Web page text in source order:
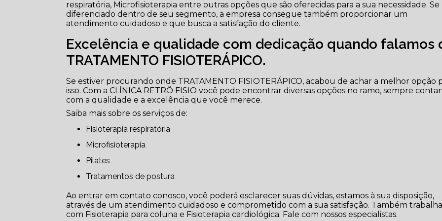
respiratória, Microfisioterapia entre outras opções que são oferecidas para a sua necessidade. Se
diferenciado dentro de seu segmento, a empresa consegue também proporcionar um
atendimento cuidadoso e que busca a satisfação do cliente.
Excelência e qualidade com dedicação quando falamos
TRATAMENTO FISIOTERÁPICO.
Se estiver procurando onde TRATAMENTO FISIOTERÁPICO, acabou de achar a melhor opção
isso. Com a CLÍNICA RETRÔ FISIO você pode encontrar diversas opções no ramo, sempre
com a qualidade e a excelência que você merece.
Saiba mais sobre os serviços de:
Fisioterapia respiratória
Microfisioterapia
Pilates
Tratamentos de postura
Ao entrar em contato conosco, você poderá esclarecer suas dúvidas, estamos à sua disposição,
através de um atendimento cuidadoso e comprometido com a sua satisfação. Também
com Fisioterapia para coluna e Fisioterapia cardiológica. Fale com nossos especialistas.